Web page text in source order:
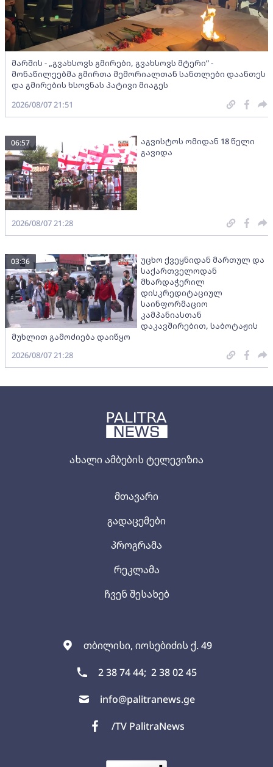
ახალი ამბების ტელევიზია
თბილისი, იოსებიძის ქ. 49
2 38 74 44; 2 38 02 45
info@palitranews.ge
/TV PalitraNews
მთავარი
გადაცემები
პროგრამა
რეკლამა
ჩვენ შესახებ
მარშის - „გვახსოვს გმირები, გვახსოვს მტერი” -
მონაწილეებმა გმირთა მემორიალთან სანთლები დაანთეს
და გმირების ხსოვნას პატივი მიაგეს
2026/08/07 21:51
აგვისტოს ომიდან 18 წელი
გავიდა
06:57
2026/08/07 21:28
უცხო ქვეყნიდან მართულ და
საქართველოდან
მხარდაჭერილ
დისკრედიტაციულ
საინფორმაციო
კამპანიასთან
დაკავშირებით, საბოტაჟის
მუხლით გამოძიება დაიწყო
03:36
2026/08/07 21:28